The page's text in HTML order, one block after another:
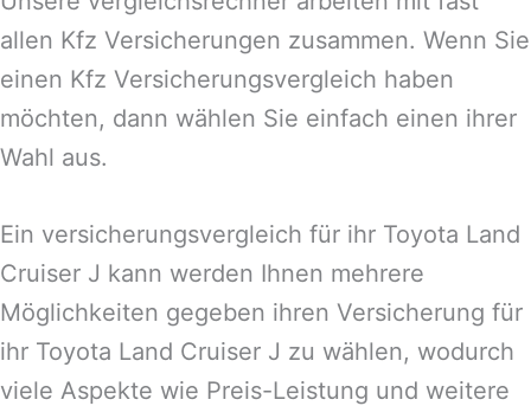
allen Kfz Versicherungen zusammen. Wenn Sie
einen Kfz Versicherungsvergleich haben
möchten, dann wählen Sie einfach einen ihrer
Wahl aus.
Ein versicherungsvergleich für ihr Toyota Land
Cruiser J kann werden Ihnen mehrere
Möglichkeiten gegeben ihren Versicherung für
ihr Toyota Land Cruiser J zu wählen, wodurch
viele Aspekte wie Preis-Leistung und weitere